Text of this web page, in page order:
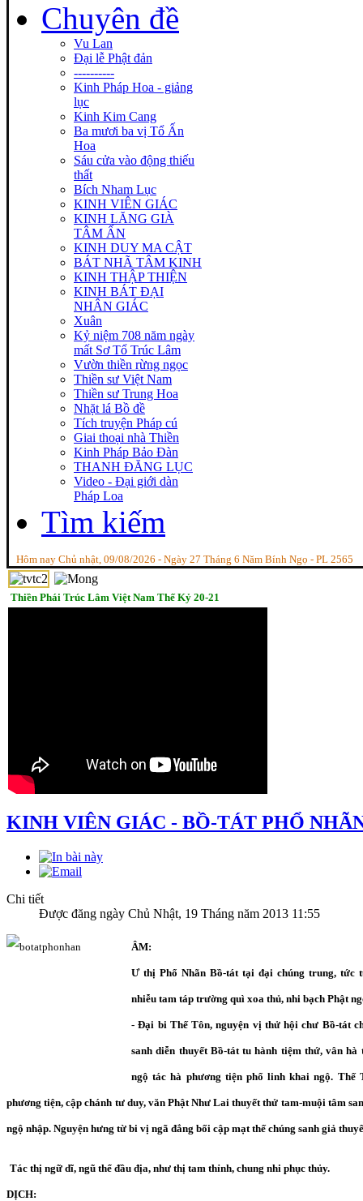
Chuyên đề
Vu Lan
Đại lễ Phật đản
----------
Kinh Pháp Hoa - giảng
lục
Kinh Kim Cang
Ba mươi ba vị Tổ Ấn
Hoa
Sáu cửa vào động thiếu
thất
Bích Nham Lục
KINH VIÊN GIÁC
KINH LĂNG GIÀ
TÂM ẤN
KINH DUY MA CẬT
BÁT NHÃ TÂM KINH
KINH THẬP THIỆN
KINH BÁT ĐẠI
NHÂN GIÁC
Xuân
Kỷ niệm 708 năm ngày
mất Sơ Tổ Trúc Lâm
Vườn thiền rừng ngọc
Thiền sư Việt Nam
Thiền sư Trung Hoa
Nhặt lá Bồ đề
Tích truyện Pháp cú
Giai thoại nhà Thiền
Kinh Pháp Bảo Đàn
THANH ĐĂNG LỤC
Video - Đại giới dàn
Pháp Loa
Tìm kiếm
Hôm nay Chủ nhật, 09/08/2026 - Ngày 27 Tháng 6 Năm Bính Ngọ - PL 2565
Thiền Phái Trúc Lâm Việt Nam Thế Kỷ 20-21
KINH VIÊN GIÁC - BỒ-TÁT PHỔ
Chi tiết
Được đăng ngày Chủ Nhật, 19 Tháng năm 2013 11:55
ÂM:
Ư thị Phổ Nhãn Bồ-tát tại đại chúng trung, tức
nhiễu tam táp trường quì xoa thủ, nhi bạch Phật
- Đại bi Thế Tôn, nguyện vị thử hội chư Bồ-tát
sanh diễn thuyết Bồ-tát tu hành tiệm thứ, vân
ngộ tác hà phương tiện phổ linh khai ngộ. Thế
phương tiện, cập chánh tư duy, văn Phật Như Lai thuyết thử tam-muội tâm
ngộ nhập. Nguyện hưng từ bi vị ngã đẳng bối cập mạt thế chúng sanh giả
Tác thị ngữ dĩ, ngũ thể đầu địa, như thị tam thỉnh, chung nhi phục thủy.
DỊCH: